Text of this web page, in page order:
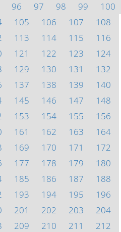
96 97 98 99
100
105 106 107
108
113 114 115
116
121 122 123
124
129 130 131
132
137 138 139
140
145 146 147
148
153 154 155
156
161 162 163
164
169 170 171
172
177 178 179
180
185 186 187
188
193 194 195
196
201 202 203
204
209 210 211
212